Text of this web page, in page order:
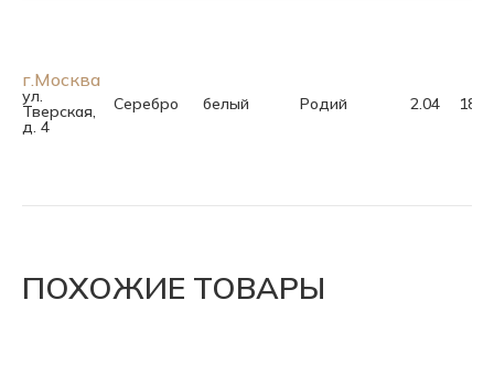
г.Москва
ул.
Тверская,
д. 4
Серебро белый Родий 2.04 18.5
ПОХОЖИЕ ТОВАРЫ